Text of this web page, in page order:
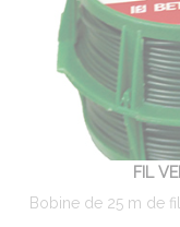
FIL
Bobine de 25 m de